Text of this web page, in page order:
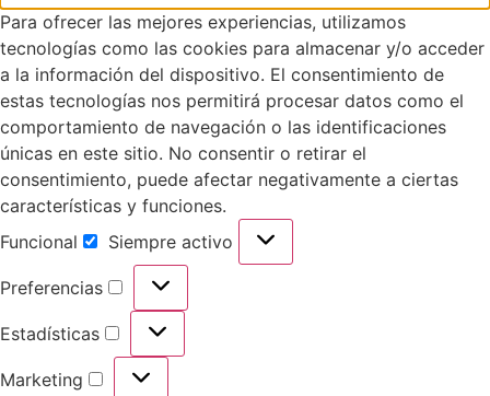
Para ofrecer las mejores experiencias, utilizamos
tecnologías como las cookies para almacenar y/o acceder
a la información del dispositivo. El consentimiento de
estas tecnologías nos permitirá procesar datos como el
comportamiento de navegación o las identificaciones
únicas en este sitio. No consentir o retirar el
consentimiento, puede afectar negativamente a ciertas
características y funciones.
Funcional
Siempre activo
Preferencias
Estadísticas
Marketing